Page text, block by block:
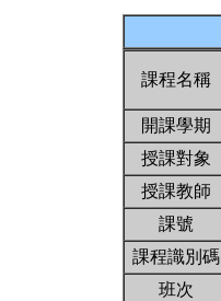
課程名稱
開課學期
授課對象
授課教師
課號
課程識別碼
班次